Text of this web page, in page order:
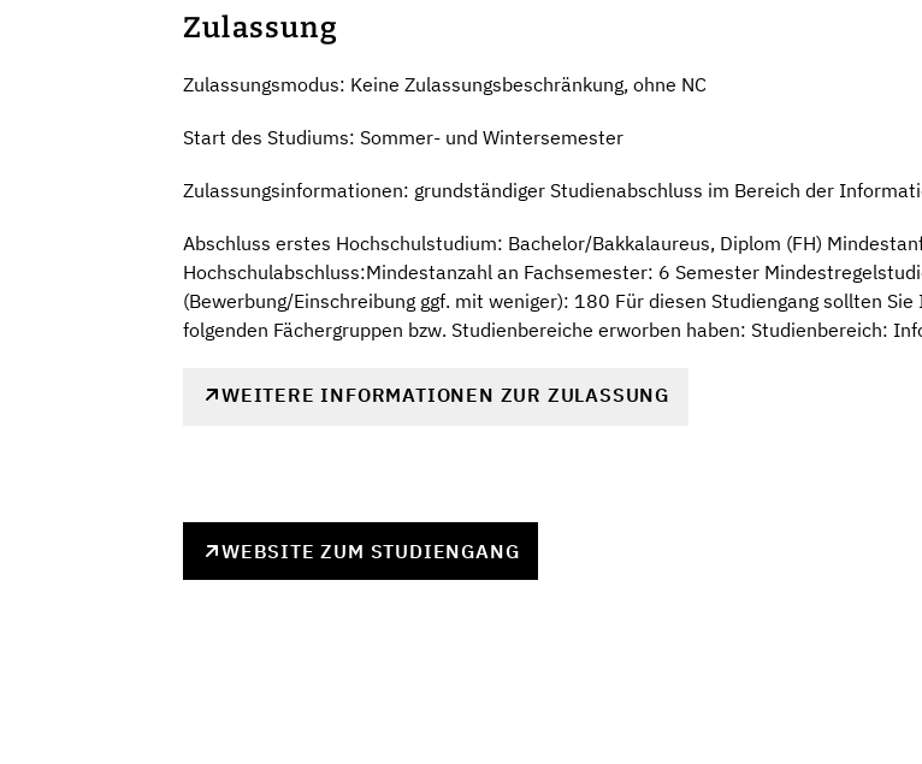
Zulassung
Zulassungsmodus: Keine Zulassungsbeschränkung, ohne NC
Start des Studiums: Sommer- und Wintersemester
Zulassungsinformationen: grundständiger Studienabschluss im Bereich der
Abschluss erstes Hochschulstudium: Bachelor/Bakkalaureus, Diplom (FH)
Hochschulabschluss:Mindestanzahl an Fachsemester: 6 Semester
(Bewerbung/Einschreibung ggf. mit weniger): 180 Für diesen Studiengang sollten
folgenden Fächergruppen bzw. Studienbereiche erworben haben: Studienbereich:
WEITERE INFORMATIONEN ZUR ZULASSUNG
WEBSITE ZUM STUDIENGANG